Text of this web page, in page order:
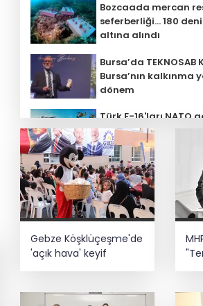
Bozcaada mercan
seferberliği... 180
altına alındı
Bursa’da TEKNOSAB
Bursa’nın kalkınma
dönem
Türk F-16'ları NATO
Estonya'da... MSB
sistemleriyle
Teröristler teslim
ediyor... Hudutlarda
YÖK'ten
kolaylığı... Süre 2
uzatılabilecek
uzaklaşıp hareketle
Gebze Köşklüçeşme'de
'açık hava' keyif